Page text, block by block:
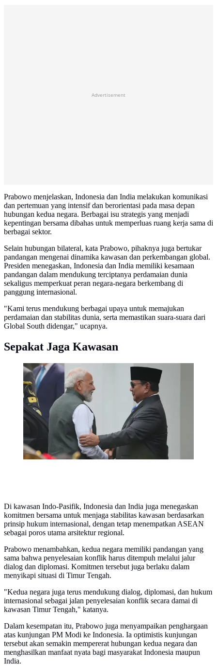
Advertisement
Prabowo menjelaskan, Indonesia dan India melakukan komunikasi
dan pertemuan yang intensif dan berorientasi pada masa depan
hubungan kedua negara. Berbagai isu strategis yang menjadi
kepentingan bersama dibahas untuk memperluas ruang kerja sama di
berbagai sektor.
Selain hubungan bilateral, kata Prabowo, pihaknya juga bertukar
pandangan mengenai dinamika kawasan dan perkembangan global.
Presiden menegaskan, Indonesia dan India memiliki kesamaan
pandangan dalam mendukung terciptanya perdamaian dunia
sekaligus memperkuat peran negara-negara berkembang di
panggung internasional.
"Kami terus mendukung berbagai upaya untuk memajukan
perdamaian dan stabilitas dunia, serta memastikan suara-suara dari
Global South didengar," ucapnya.
Sepakat Jaga Kawasan
Presiden Prabowo Subianto menyambut Perdana
Menteri India Narendra Modi saat tiba di Istana
Merdeka, Jakarta, Selasa, 7 Juli 2026. (AP
Photo/Achmad Ibrahim)
Di kawasan Indo-Pasifik, Indonesia dan India juga menegaskan
komitmen bersama untuk menjaga stabilitas kawasan berdasarkan
prinsip hukum internasional, dengan tetap menempatkan ASEAN
sebagai poros utama arsitektur regional.
Prabowo menambahkan, kedua negara memiliki pandangan yang
sama bahwa penyelesaian konflik harus ditempuh melalui jalur
dialog dan diplomasi. Komitmen tersebut juga berlaku dalam
menyikapi situasi di Timur Tengah.
"Kedua negara juga terus mendukung dialog, diplomasi, dan hukum
internasional sebagai jalan penyelesaian konflik secara damai di
kawasan Timur Tengah," katanya.
Dalam kesempatan itu, Prabowo juga menyampaikan penghargaan
atas kunjungan PM Modi ke Indonesia. Ia optimistis kunjungan
tersebut akan semakin mempererat hubungan kedua negara dan
menghasilkan manfaat nyata bagi masyarakat Indonesia maupun
India.